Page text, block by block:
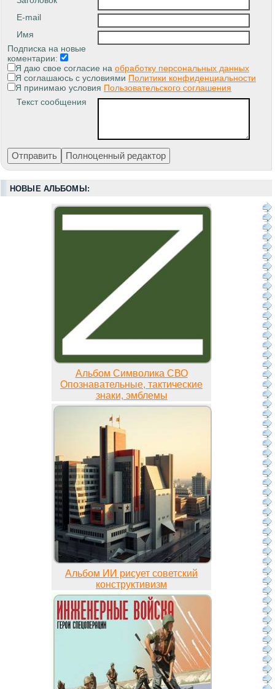
E-mail
Имя
Подписка на новые
коментарии:
Я даю свое согласие на обработку персональных данных
Я соглашаюсь с условиями Политики конфиденциальности
Я принимаю условия Пользовательского соглашения
Текст сообщения
НОВЫЕ АЛЬБОМЫ:
Альбом Символика СВО
Опознавательные, тактические
знаки, эмблемы
Альбом ИИ рисует советский
конструктивизм